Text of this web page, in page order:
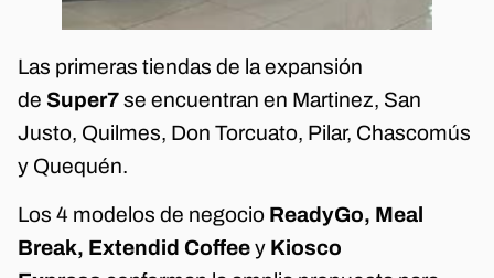
Las primeras tiendas de la expansión
de Super7se encuentran en Martinez, San
Justo, Quilmes, Don Torcuato, Pilar, Chascomús
y Quequén.
Los 4 modelos de negocio ReadyGo, Meal
Break, Extendid Coffeey Kiosco